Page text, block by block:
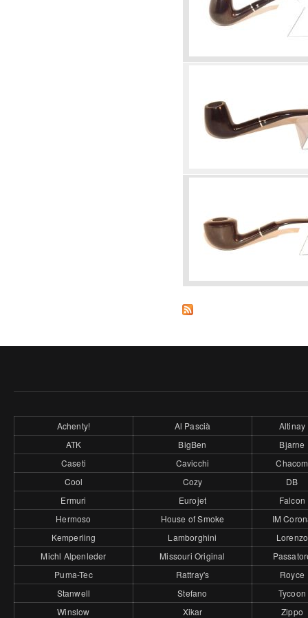
Achenty! Al Pascià
Altinay
ATK
BigBen
Bjarne
Caseti
Cavicchi
Chacom
Cool
Cozy
DB
Ermuri
Eurojet
Falcon
Hermoso
House of Smoke
IM
Kemperling
Lamborghini
Lorenzo
Michl Alpenleder
Missouri Original
Puma-Tec
Rattray's
Royce
Stanwell
Stefano
Tycoon
Winslow
Xikar Zippo